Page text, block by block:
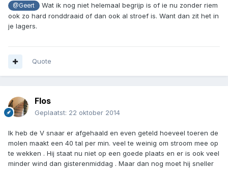
@Geert
Wat ik nog niet helemaal begrijp is of ie nu zonder riem
ook zo hard ronddraaid of dan ook al stroef is. Want dan zit het in
je lagers.
Quote
Flos
Geplaatst: 22 oktober 2014
Ik heb de V snaar er afgehaald en even geteld hoeveel toeren de
molen maakt een 40 tal per min. veel te weinig om stroom mee op
te wekken . Hij staat nu niet op een goede plaats en er is ook veel
minder wind dan gisterenmiddag . Maar dan nog moet hij sneller